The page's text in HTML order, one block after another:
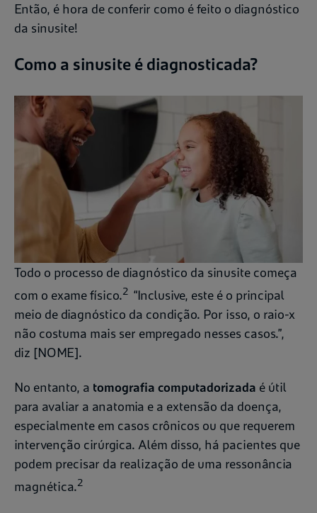
Então, é hora de conferir como é feito o diagnóstico
da sinusite!
Como a sinusite é diagnosticada?
Todo o processo de diagnóstico da sinusite começa
com o exame físico.2 “Inclusive, este é o principal
meio de diagnóstico da condição. Por isso, o raio-x
não costuma mais ser empregado nesses casos.”,
diz [NOME].
No entanto, a tomografia computadorizada é útil
para avaliar a anatomia e a extensão da doença,
especialmente em casos crônicos ou que requerem
intervenção cirúrgica. Além disso, há pacientes que
podem precisar da realização de uma ressonância
magnética.2